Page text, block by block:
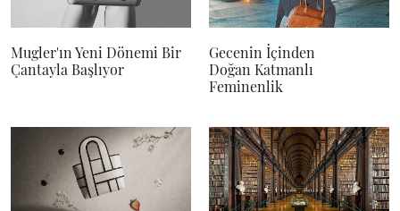
Mugler'ın Yeni Dönemi Bir
Çantayla Başlıyor
Gecenin İçinden
Doğan Katmanlı
Feminenlik